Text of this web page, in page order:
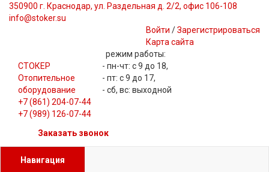
350900 г. Краснодар, ул. Раздельная д. 2/2, офис 106-108
info@stoker.su
Войти /Зарегистрироваться
Карта сайта
СТОКЕР
Отопительное
оборудование
режим работы:
- пн-чт: с 9 до 18,
- пт: с 9 до 17,
- сб, вс: выходной
+7 (861) 204-07-44
+7 (989) 126-07-44
Заказать звонок
Навигация